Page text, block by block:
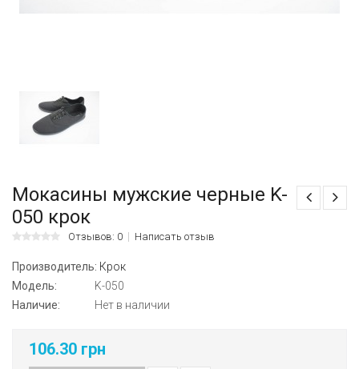
Мокасины мужские черные K-
050 крок
Отзывов: 0 Написать отзыв
Производитель: Крок
Модель:
K-050
Наличие:
Нет в наличии
106.30 грн